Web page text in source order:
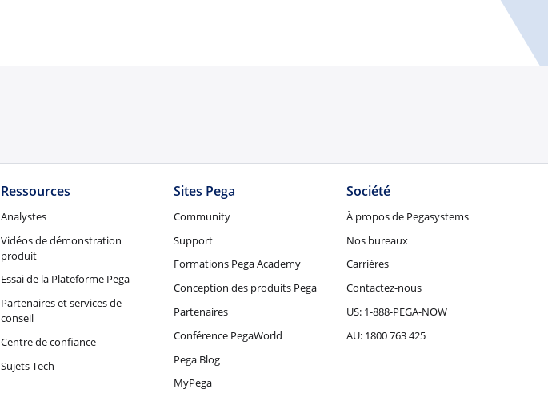
Ressources
Analystes
Vidéos de démonstration
produit
Essai de la Plateforme Pega
Partenaires et services de
conseil
Centre de confiance
Sujets Tech
Sites Pega
Community
Support
Formations Pega Academy
Conception des produits Pega
Partenaires
Conférence PegaWorld
Pega Blog
MyPega
Société
À propos de Pegasystems
Nos bureaux
Carrières
Contactez-nous
US: 1-888-PEGA-NOW
AU: 1800 763 425